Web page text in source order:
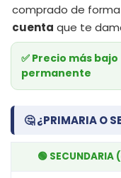
comprado de
cuenta que te
✅ Precio más
permanente
🤔 ¿PRIMARIA O
🟢